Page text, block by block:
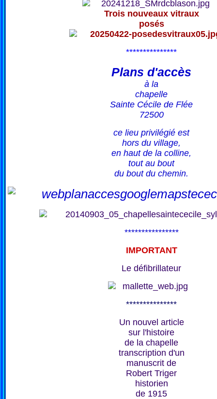
Trois nouveaux vitraux
posés
***************
Plans d'accès
à la
chapelle
Sainte Cécile de Flée
72500
ce lieu privilégié est
hors du village,
en haut de la colline,
tout au bout
du bout du chemin.
****************
IMPORTANT
Le défibrillateur
***************
Un nouvel article
sur l'histoire
de la chapelle
transcription d'un
manuscrit de
Robert Triger
historien
de 1915